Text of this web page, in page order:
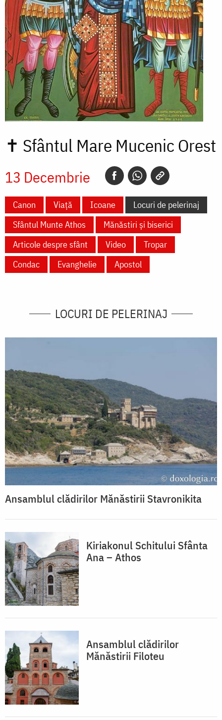
✝ Sfântul Mare Mucenic Orest
13 Decembrie
Canon Viață Icoane
Locuri de pelerinaj
Sfântul Munte Athos
Mănăstiri și biserici
Articole despre sfânt
Video
Tropar
Condac
Evanghelie Apostol
LOCURI DE PELERINAJ
Ansamblul clădirilor Mănăstirii Stavronikita
Kiriakonul Schitului Sfânta
Ana – Athos
Ansamblul clădirilor
Mănăstirii Filoteu